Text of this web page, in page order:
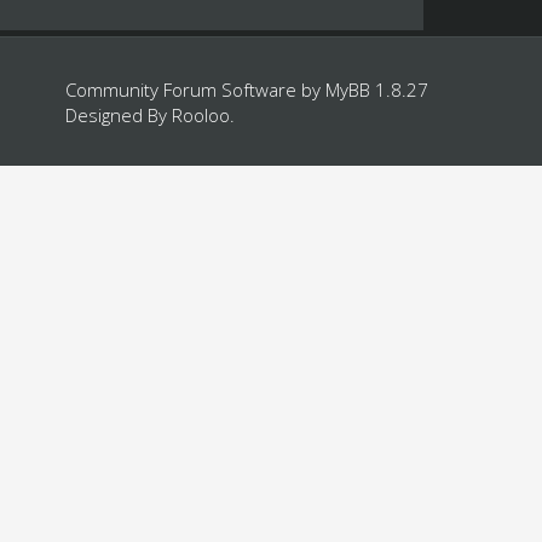
Community Forum Software by MyBB 1.8.27
Designed By Rooloo.